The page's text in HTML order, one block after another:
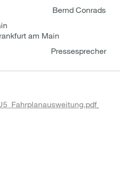
Bernd Conrads
Main
am Main
Pressesprecher